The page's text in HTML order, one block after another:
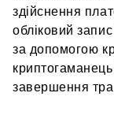
здійснення
обліковий
за допомогою
криптогаманець
завершення